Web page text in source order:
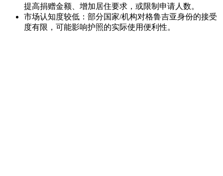
提高捐赠金额、增加居住要求，或限制申请人数。
市场认知度较低：部分国家/机构对格鲁吉亚身份的接受
度有限，可能影响护照的实际使用便利性。